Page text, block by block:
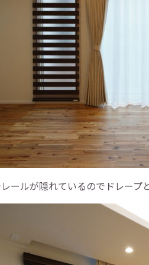
ールが隠れているのでドレー